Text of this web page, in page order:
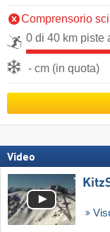
Comprensorio
0 di 40 km piste
- cm (in quota)
Video